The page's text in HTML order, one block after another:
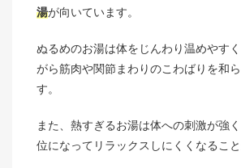
湯が向いています。
ぬるめのお湯は体をじんわり温めやす
がら筋肉や関節まわりのこわばりを和
す。
また、熱すぎるお湯は体への刺激が強
位になってリラックスしにくくなること